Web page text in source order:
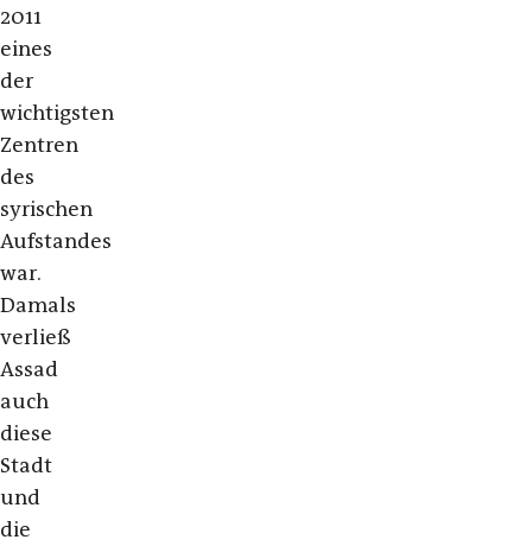
2011
eines
der
wichtigsten
Zentren
des
syrischen
Aufstandes
war.
Damals
verließ
Assad
auch
diese
Stadt
und
die